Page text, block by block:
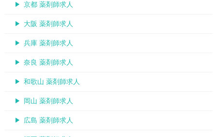
京都 薬剤師求人
大阪 薬剤師求人
兵庫 薬剤師求人
奈良 薬剤師求人
和歌山 薬剤師求人
岡山 薬剤師求人
広島 薬剤師求人